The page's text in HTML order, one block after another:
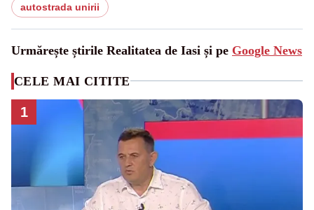
autostrada unirii
Urmărește știrile Realitatea de Iasi și pe Google News
CELE MAI CITITE
1